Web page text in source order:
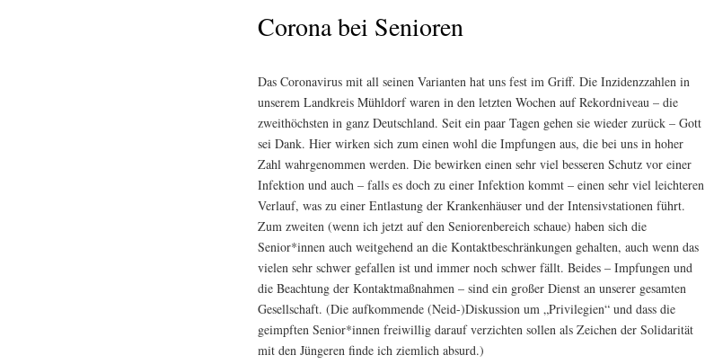
Corona bei Senioren
Das Coronavirus mit all seinen Varianten hat uns fest im Griff. Die Inzidenzzahlen in
unserem Landkreis Mühldorf waren in den letzten Wochen auf Rekordniveau – die
zweithöchsten in ganz Deutschland. Seit ein paar Tagen gehen sie wieder zurück – Gott
sei Dank. Hier wirken sich zum einen wohl die Impfungen aus, die bei uns in hoher
Zahl wahrgenommen werden. Die bewirken einen sehr viel besseren Schutz vor einer
Infektion und auch – falls es doch zu einer Infektion kommt – einen sehr viel leichteren
Verlauf, was zu einer Entlastung der Krankenhäuser und der Intensivstationen führt.
Zum zweiten (wenn ich jetzt auf den Seniorenbereich schaue) haben sich die
Senior*innen auch weitgehend an die Kontaktbeschränkungen gehalten, auch wenn das
vielen sehr schwer gefallen ist und immer noch schwer fällt. Beides – Impfungen und
die Beachtung der Kontaktmaßnahmen – sind ein großer Dienst an unserer gesamten
Gesellschaft. (Die aufkommende (Neid-)Diskussion um „Privilegien“ und dass die
geimpften Senior*innen freiwillig darauf verzichten sollen als Zeichen der Solidarität
mit den Jüngeren finde ich ziemlich absurd.)